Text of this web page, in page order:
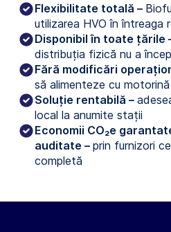
Flexibilitate totală –
utilizarea HVO în întreaga
Disponibil în toate țările
distribuția fizică nu a
Fără modificări
să alimenteze cu motorină
Soluție rentabilă –
local la anumite stații
Economii CO₂e
auditate – prin furnizori
completă